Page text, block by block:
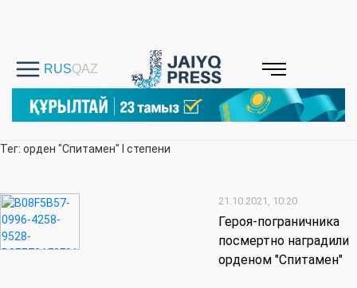
Тег: орден "Спитамен" I степени
21.10.2021, 10:20
Героя-пограничника
посмертно наградили
орденом "Спитамен"